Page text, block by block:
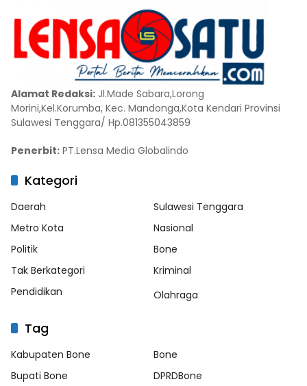
Alamat Redaksi: Jl.Made Sabara,Lorong
Morini,Kel.Korumba, Kec. Mandonga,Kota Kendari Provinsi
Sulawesi Tenggara/ Hp.081355043859
Penerbit: PT.Lensa Media Globalindo
Kategori
Daerah
Sulawesi Tenggara
Metro Kota
Nasional
Politik
Bone
Tak Berkategori
Kriminal
Pendidikan
Olahraga
Tag
Kabupaten Bone
Bone
Bupati Bone
DPRDBone